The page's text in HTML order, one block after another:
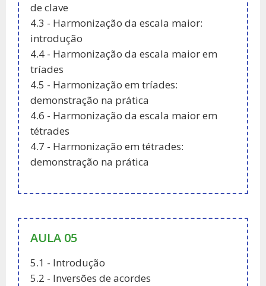
de clave
4.3 - Harmonização da escala maior:
introdução
4.4 - Harmonização da escala maior em
tríades
4.5 - Harmonização em tríades:
demonstração na prática
4.6 - Harmonização da escala maior em
tétrades
4.7 - Harmonização em tétrades:
demonstração na prática
AULA 05
5.1 - Introdução
5.2 - Inversões de acordes